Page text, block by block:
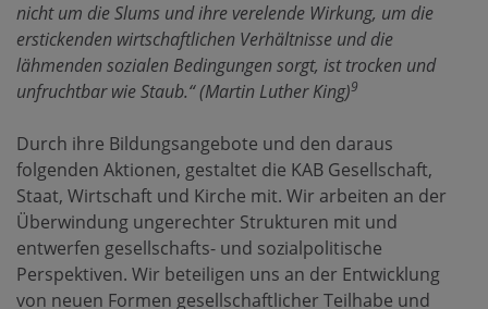
nicht um die Slums und ihre verelende Wirkung, um die
erstickenden wirtschaftlichen Verhältnisse und die
lähmenden sozialen Bedingungen sorgt, ist trocken und
unfruchtbar wie Staub.“ (Martin Luther King)9
Durch ihre Bildungsangebote und den daraus
folgenden Aktionen, gestaltet die KAB Gesellschaft,
Staat, Wirtschaft und Kirche mit. Wir arbeiten an der
Überwindung ungerechter Strukturen mit und
entwerfen gesellschafts- und sozialpolitische
Perspektiven. Wir beteiligen uns an der Entwicklung
von neuen Formen gesellschaftlicher Teilhabe und